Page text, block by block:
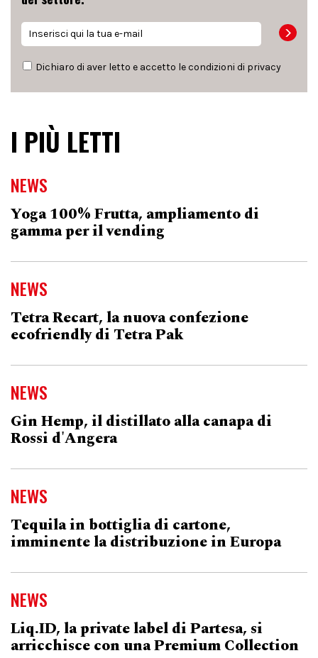
Dichiaro di aver letto e accetto le condizioni di privacy
I PIÙ LETTI
NEWS
Yoga 100% Frutta, ampliamento di
gamma per il vending
NEWS
Tetra Recart, la nuova confezione
ecofriendly di Tetra Pak
NEWS
Gin Hemp, il distillato alla canapa di
Rossi d'Angera
NEWS
Tequila in bottiglia di cartone,
imminente la distribuzione in Europa
NEWS
Liq.ID, la private label di Partesa, si
arricchisce con una Premium Collection